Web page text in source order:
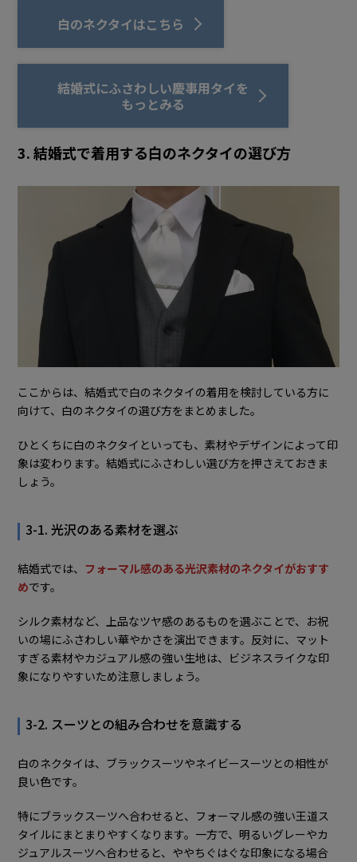
白のネクタイはこちら
結婚式にふさわしい慶事用タイを
もっとみる
3. 結婚式で着用する白のネクタイの選び方
ここからは、結婚式で白のネクタイの着用を検討している方に
向けて、白のネクタイの選び方をまとめました。
ひとくちに白のネクタイといっても、素材やデザインによって印
象は変わります。結婚式にふさわしい選び方を押さえておきま
しょう。
3-1. 光沢のある素材を選ぶ
結婚式では、 フォーマル感のある光沢素材のネクタイがおすす
めです。
シルク素材など、上品なツヤ感のあるものを選ぶことで、お祝
いの場にふさわしい華やかさを演出できます。反対に、マット
すぎる素材やカジュアル感の強い生地は、ビジネスライクな印
象になりやすいため注意しましょう。
3-2. スーツとの組み合わせを意識する
白のネクタイは、ブラックスーツやネイビースーツとの相性が
良い色です。
特にブラックスーツへ合わせると、フォーマル感の強い王道ス
タイルにまとまりやすくなります。一方で、明るいグレーやカ
ジュアルスーツへ合わせると、ややちぐはぐな印象になる場合